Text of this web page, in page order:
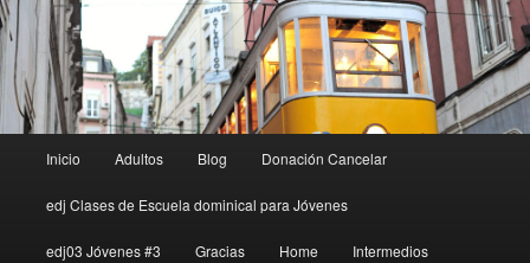
principal
Inicio Adultos Blog Donación Cancelar
edj Clases de Escuela dominical para Jóvenes
edj03 Jóvenes #3 Gracias Home Intermedios